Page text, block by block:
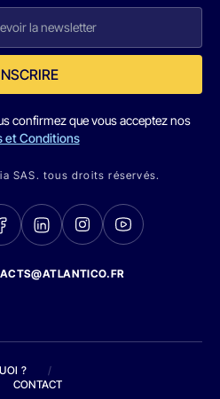
confirmez que vous acceptez nos
et Conditions
SAS. tous droits réservés.
?
/
CONTACT